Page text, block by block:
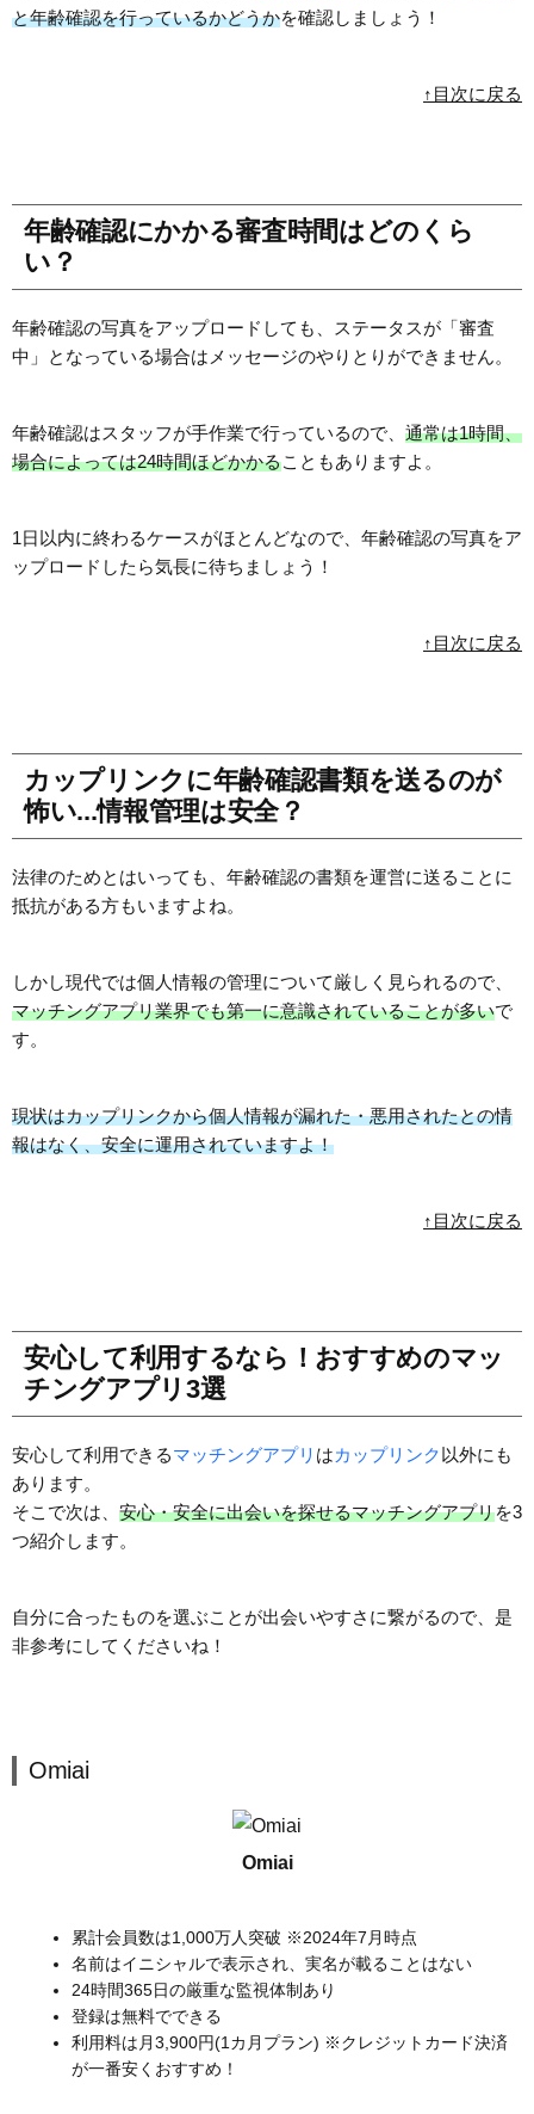
と年齢確認を行っているかどうかを確認しましょう！
↑目次に戻る
年齢確認にかかる審査時間はどのくら
い？
年齢確認の写真をアップロードしても、ステータスが「審査
中」となっている場合はメッセージのやりとりができません。
年齢確認はスタッフが手作業で行っているので、 通常は1時間、
場合によっては24時間ほどかかることもありますよ。
1日以内に終わるケースがほとんどなので、年齢確認の写真をア
ップロードしたら気長に待ちましょう！
↑目次に戻る
カップリンクに年齢確認書類を送るのが
怖い...情報管理は安全？
法律のためとはいっても、年齢確認の書類を運営に送ることに
抵抗がある方もいますよね。
しかし現代では個人情報の管理について厳しく見られるので、
マッチングアプリ業界でも第一に意識されていることが多いで
す。
現状はカップリンクから個人情報が漏れた・悪用されたとの情
報はなく、安全に運用されていますよ！
↑目次に戻る
安心して利用するなら！おすすめのマッ
チングアプリ3選
安心して利用できるマッチングアプリ はカップリンク 以外にも
あります。
そこで次は、 安心・安全に出会いを探せるマッチングアプリを3
つ紹介します。
自分に合ったものを選ぶことが出会いやすさに繋がるので、是
非参考にしてくださいね！
Omiai
Omiai
累計会員数は1,000万人突破 ※2024年7月時点
名前はイニシャルで表示され、実名が載ることはない
24時間365日の厳重な監視体制あり
登録は無料でできる
利用料は月3,900円(1カ月プラン) ※クレジットカード決済
が一番安くおすすめ！